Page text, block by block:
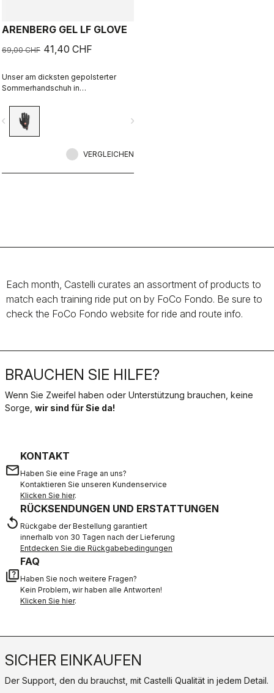
ARENBERG GEL LF GLOVE
69,00 CHF 41,40 CHF
Unser am dicksten gepolsterter
Sommerhandschuh in
für Gravel-, MTB- und jegliche
(Rennrad-)Einsätze bei kühleren
Temperaturen.
navigate_next
VERGLEICHEN
Each month, Castelli curates an assortment of products to
match each training ride put on by FoCo Fondo. Be sure to
check the FoCo Fondo website for ride and route info.
BRAUCHEN SIE HILFE?
Wenn Sie Zweifel haben oder Unterstützung brauchen, keine
Sorge, wir sind für Sie da!
email
KONTAKT
Haben Sie eine Frage an uns?
Kontaktieren Sie unseren Kundenservice
Klicken Sie hier.
replay
RÜCKSENDUNGEN UND ERSTATTUNGEN
Rückgabe der Bestellung garantiert
innerhalb von 30 Tagen nach der Lieferung
Entdecken Sie die Rückgabebedingungen
quiz
FAQ
Haben Sie noch weitere Fragen?
Kein Problem, wir haben alle Antworten!
Klicken Sie hier.
SICHER EINKAUFEN
Der Support, den du brauchst, mit Castelli Qualität in jedem Detail.